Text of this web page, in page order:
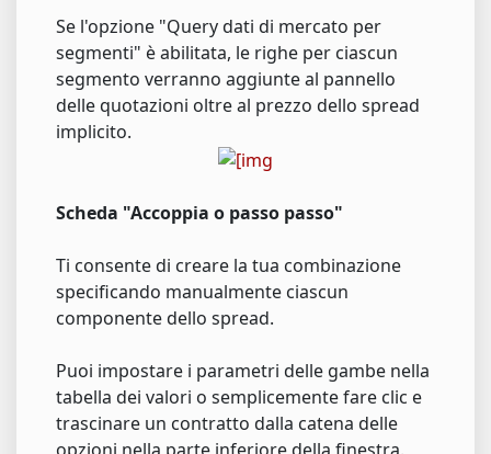
Se l'opzione "Query dati di mercato per
segmenti" è abilitata, le righe per ciascun
segmento verranno aggiunte al pannello
delle quotazioni oltre al prezzo dello spread
implicito.
Scheda "Accoppia o passo passo"
Ti consente di creare la tua combinazione
specificando manualmente ciascun
componente dello spread.
Puoi impostare i parametri delle gambe nella
tabella dei valori o semplicemente fare clic e
trascinare un contratto dalla catena delle